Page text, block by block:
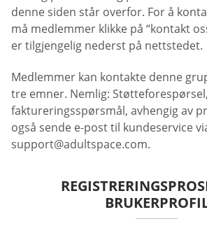
denne siden står overfor. For å
må medlemmer klikke på “kontakt
er tilgjengelig nederst på nettstedet.
Medlemmer kan kontakte denne
tre emner. Nemlig:
faktureringsspørsmål, avhengig av
også sende e-post til kundeservice
support@adultspace.com.